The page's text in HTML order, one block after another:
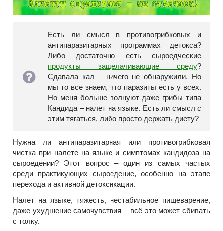
Есть ли смысл в противогрибковых и
антипаразитарных программах детокса?
Либо достаточно есть сыроедческие
продукты защелачивающие среду?
Сдавала кал – ничего не обнаружили. Но
мы то все знаем, что паразиты есть у всех.
Но меня больше волнуют даже грибы типа
Кандида – налет на языке. Есть ли смысл с
этим тягаться, либо просто держать диету?
Нужна ли антипаразитарная или противогрибковая
чистка при налете на языке и симптомах кандидоза на
сыроедении? Этот вопрос – один из самых частых
среди практикующих сыроедение, особенно на этапе
перехода и активной детоксикации.
Налет на языке, тяжесть, нестабильное пищеварение,
даже ухудшение самочувствия – всё это может сбивать
с толку.